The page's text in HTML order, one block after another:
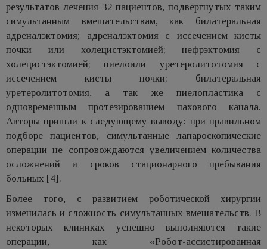
результатов лечения 32 пациентов, подвергнутых таким
симультанным вмешательствам, как билатеральная
адреналэктомия; адреналэктомия с иссечением кисты
почки или холецистэктомией; нефрэктомия с
холецистэктомией; пиелоили уретеролитотомия с
иссечением кисты почки; билатеральная
уретеролитотомия, а так же пиелопластика с
одновременным протезированием пахового канала.
Авторы пришли к следующему выводу: при правильном
подборе пациентов, симультанные лапароскопические
операции не сопровождаются увеличением количества
осложнений и сроков стационарного пребывания
больных [4].
Более того, с развитием роботической хирургии
изменилась и сложность симультанных вмешательств. В
некоторых клиниках успешно выполняются такие
операции, как «Робот-ассистированная